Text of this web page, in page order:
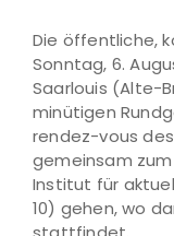
Die öffentliche,
Sonntag, 6.
Saarlouis (Alte-
minütigen
rendez-vous
gemeinsam
Institut für
10) gehen, wo